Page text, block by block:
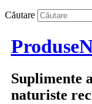
Căutare
Suplimente
naturiste